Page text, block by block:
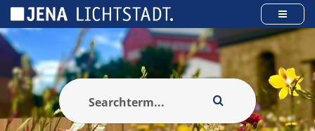
Cookies management panel